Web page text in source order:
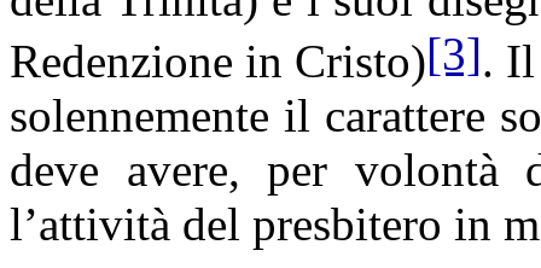
Redenzione in Cristo)[3]. Il
solennemente il carattere
deve avere, per volontà
l’attività del presbitero in